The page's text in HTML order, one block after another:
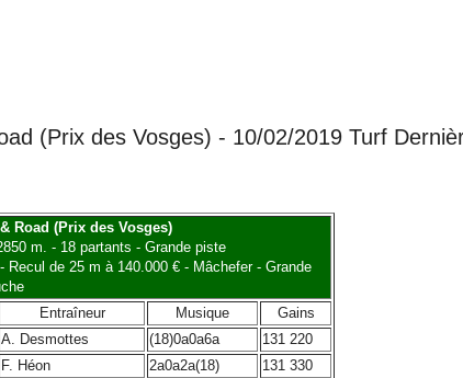
(Prix des Vosges) - 10/02/2019 Turf
Road (Prix des Vosges)
m. - 18 partants - Grande piste
de 25 m à 140.000 € - Mâchefer - Grande
Entraîneur Musique
Gains
A. Desmottes (18)0a0a6a
131 220
F. Héon 2a0a2a(18)
131 330